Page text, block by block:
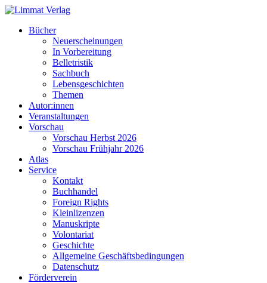
Bücher
Neuerscheinungen
In Vorbereitung
Belletristik
Sachbuch
Lebensgeschichten
Themen
Autor:innen
Veranstaltungen
Vorschau
Vorschau Herbst 2026
Vorschau Frühjahr 2026
Atlas
Service
Kontakt
Buchhandel
Foreign Rights
Kleinlizenzen
Manuskripte
Volontariat
Geschichte
Allgemeine Geschäftsbedingungen
Datenschutz
Förderverein